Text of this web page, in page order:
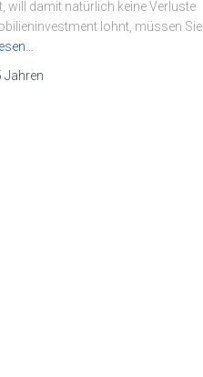
will damit natürlich keine Verluste
lohnt, müssen Sie
Jahren